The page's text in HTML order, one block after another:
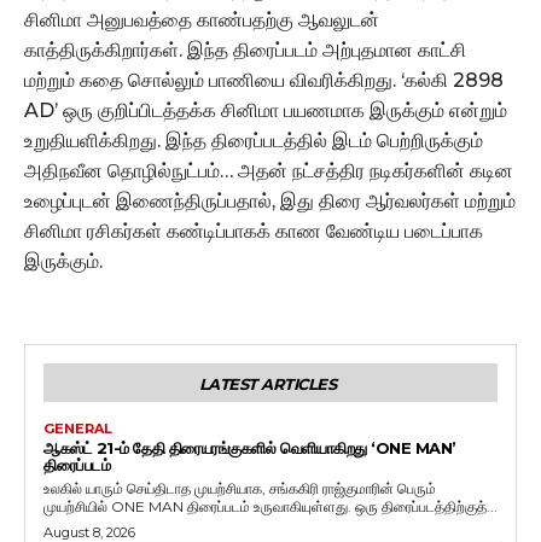
சினிமா அனுபவத்தை காண்பதற்கு ஆவலுடன்
காத்திருக்கிறார்கள். இந்த திரைப்படம் அற்புதமான காட்சி
மற்றும் கதை சொல்லும் பாணியை விவரிக்கிறது. ‘கல்கி 2898
AD’ ஒரு குறிப்பிடத்தக்க சினிமா பயணமாக இருக்கும் என்றும்
உறுதியளிக்கிறது. இந்த திரைப்படத்தில் இடம் பெற்றிருக்கும்
அதிநவீன தொழில்நுட்பம்… அதன் நட்சத்திர நடிகர்களின் கடின
உழைப்புடன் இணைந்திருப்பதால், இது திரை ஆர்வலர்கள் மற்றும்
சினிமா ரசிகர்கள் கண்டிப்பாகக் காண வேண்டிய படைப்பாக
இருக்கும்.
LATEST ARTICLES
GENERAL
ஆகஸ்ட் 21-ம் தேதி திரையரங்குகளில் வெளியாகிறது ‘ONE MAN’
திரைப்படம்
உலகில் யாரும் செய்திடாத முயற்சியாக, சங்ககிரி ராஜ்குமாரின் பெரும்
முயற்சியில் ONE MAN திரைப்படம் உருவாகியுள்ளது. ஒரு திரைப்படத்திற்குத்...
August 8, 2026